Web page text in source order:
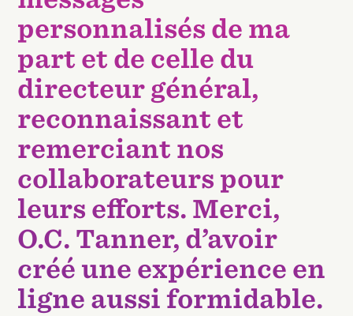
personnalisés de ma
part et de celle du
directeur général,
reconnaissant et
remerciant nos
collaborateurs pour
leurs efforts. Merci,
O.C. Tanner, d’avoir
créé une expérience en
ligne aussi formidable.